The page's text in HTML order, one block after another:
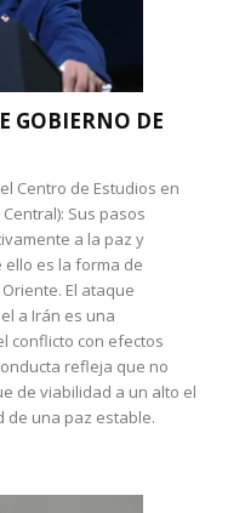
GOBIERNO DE
Centro de Estudios en
Sus pasos
a la paz y
ello es la forma de
El ataque
a Irán es una
conflicto con efectos
refleja que no
de viabilidad a un alto el
de una paz estable.